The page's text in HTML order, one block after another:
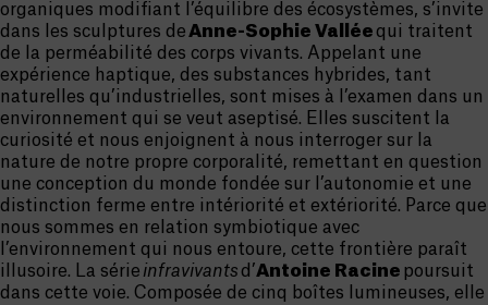
organiques modifiant l’équilibre des écosystèmes, s’invite
dans les sculptures deAnne-Sophie Vallée qui traitent
de la perméabilité des corps vivants. Appelant une
expérience haptique, des substances hybrides, tant
naturelles qu’industrielles, sont mises à l’examen dans un
environnement qui se veut aseptisé. Elles suscitent la
curiosité et nous enjoignent à nous interroger sur la
nature de notre propre corporalité, remettant en question
une conception du monde fondée sur l’autonomie et une
distinction ferme entre intériorité et extériorité. Parce que
nous sommes en relation symbiotique avec
l’environnement qui nous entoure, cette frontière paraît
illusoire. La série infravivants d’Antoine Racine poursuit
dans cette voie. Composée de cinq boîtes lumineuses, elle